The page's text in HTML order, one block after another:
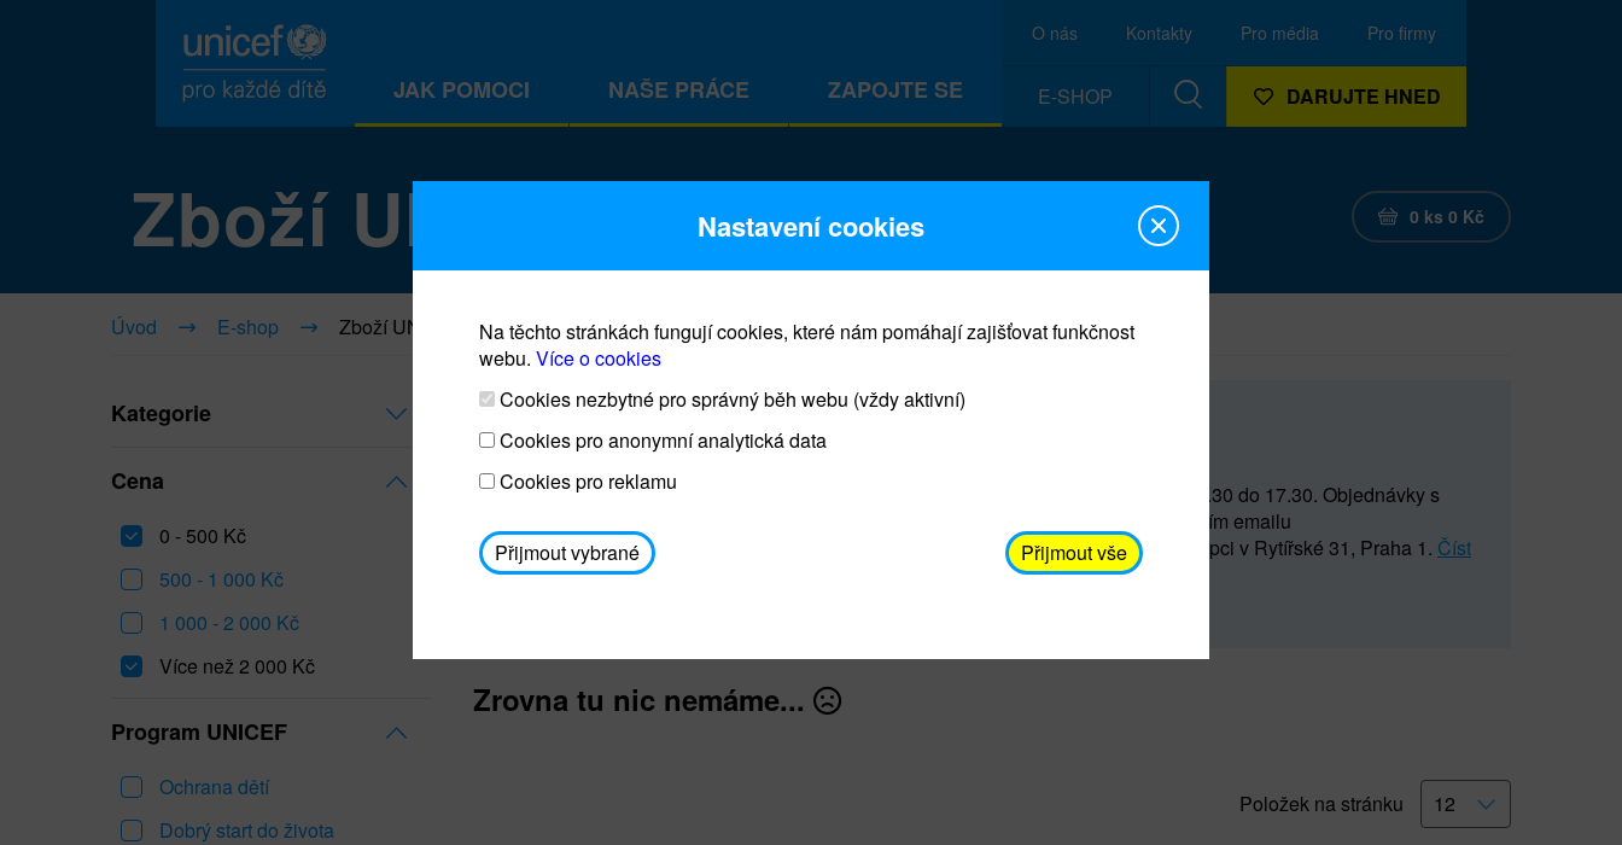
JAK POMOCI NAŠE PRÁCE ZAPOJTE SE
O nás Kontakty Pro média Pro firmy
E-SHOP DARUJTE HNED
Zboží UNICEF 0 ks 0 Kč
Úvod E-shop Zboží UNICEF
Kategorie
Cena
0 - 500 Kč
500 - 1 000 Kč
1 000 - 2 000 Kč
Více než 2 000 Kč
Program UNICEF
Ochrana dětí
Dobrý start do života
Prodej blahopřání a dárků UNICEF
Prodejna UNICEF bude otevřena každý čtvrtek o 11 do 15 a od 15.30 do 17.30. Objednávky s
osobním odběrem je možné vyzvednout po domluvě (prostřednictvím emailu
avodickova@unicef.cz nebo telefonním čísle 606 655 547) na recepci v Rytířské 31, Praha 1. Číst
dále
Zrovna tu nic nemáme...
Položek na stránku
Nastavení cookies
Na těchto stránkách fungují cookies, které nám pomáhají zajišťovat funkčnost
webu. Více o cookies
Cookies nezbytné pro správný běh webu (vždy aktivní)
Cookies pro anonymní analytická data
Cookies pro reklamu
Přijmout vybrané Přijmout vše